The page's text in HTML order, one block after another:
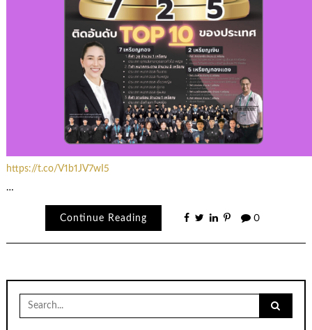
https://t.co/V1b1JV7wI5
…
Continue Reading 0
Search
for: